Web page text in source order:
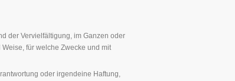
der Vervielfältigung, im Ganzen oder
für welche Zwecke und mit
oder irgendeine Haftung,